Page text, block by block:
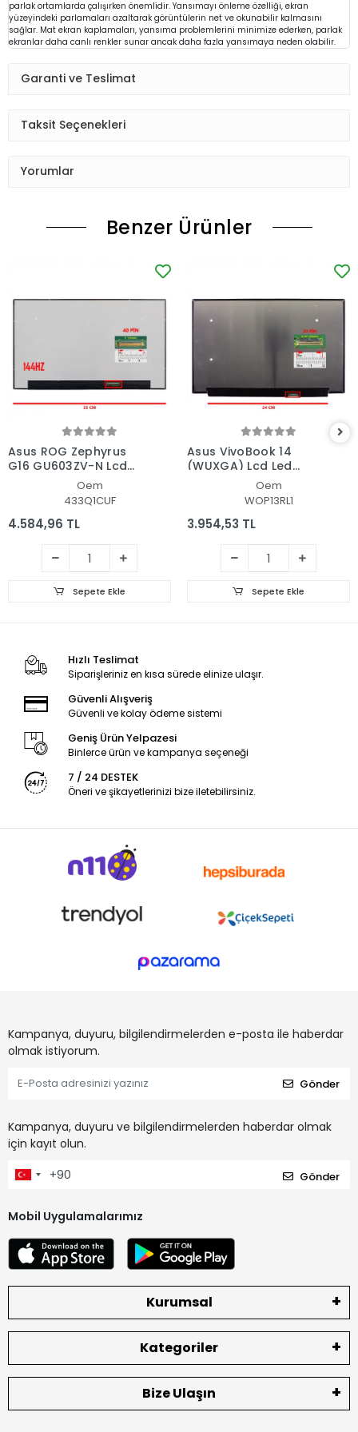
parlak ortamlarda çalışırken önemlidir. Yansımayı önleme özelliği, ekran
yüzeyindeki parlamaları azaltarak görüntülerin net ve okunabilir kalmasını
sağlar. Mat ekran kaplamaları, yansıma problemlerini minimize ederken, parlak
ekranlar daha canlı renkler sunar ancak daha fazla yansımaya neden olabilir.
Garanti ve Teslimat
Taksit Seçenekleri
Yorumlar
Benzer Ürünler
Asus ROG Zephyrus
G16 GU603ZV-N Lcd
Led Ekran - Panel
Oem
433Q1CUF
4.584,96 TL
Sepete Ekle
Asus VivoBook 14
(WUXGA) Lcd Led
Ekran - PanelOem
WOP13RL1
3.954,53 TL
Sepete Ekle
Hızlı Teslimat
Siparişleriniz en kısa sürede elinize ulaşır.
Güvenli Alışveriş
Güvenli ve kolay ödeme sistemi
Geniş Ürün Yelpazesi
Binlerce ürün ve kampanya seçeneği
7 / 24 DESTEK
Öneri ve şikayetlerinizi bize iletebilirsiniz.
Kampanya, duyuru, bilgilendirmelerden e-posta ile haberdar
olmak istiyorum.
Gönder
Kampanya, duyuru ve bilgilendirmelerden haberdar olmak
için kayıt olun.
Gönder
Mobil Uygulamalarımız
Kurumsal
Kategoriler
Bize Ulaşın